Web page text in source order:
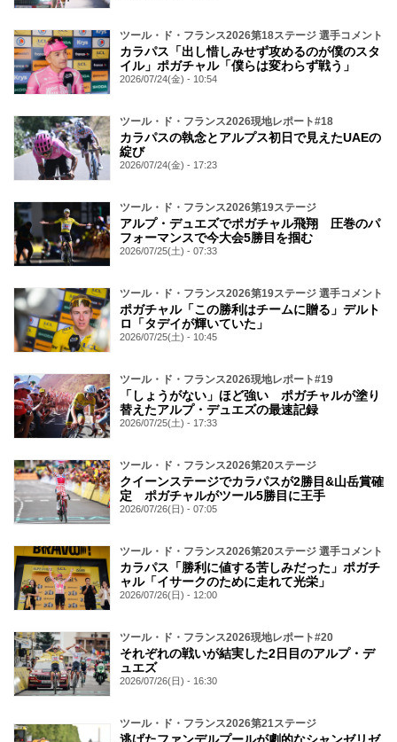
ツール・ド・フランス2026第18ステージ 選手コメント
カラパス「出し惜しみせず攻めるのが僕のスタ
イル」ポガチャル「僕らは変わらず戦う」
2026/07/24(金) - 10:54
ツール・ド・フランス2026現地レポート#18
カラパスの執念とアルプス初日で見えたUAEの
綻び
2026/07/24(金) - 17:23
ツール・ド・フランス2026第19ステージ
アルプ・デュエズでポガチャル飛翔 圧巻のパ
フォーマンスで今大会5勝目を掴む
2026/07/25(土) - 07:33
ツール・ド・フランス2026第19ステージ 選手コメント
ポガチャル「この勝利はチームに贈る」デルト
ロ「タデイが輝いていた」
2026/07/25(土) - 10:45
ツール・ド・フランス2026現地レポート#19
「しょうがない」ほど強い ポガチャルが塗り
替えたアルプ・デュエズの最速記録
2026/07/25(土) - 17:33
ツール・ド・フランス2026第20ステージ
クイーンステージでカラパスが2勝目&山岳賞確
定 ポガチャルがツール5勝目に王手
2026/07/26(日) - 07:05
ツール・ド・フランス2026第20ステージ 選手コメント
カラパス「勝利に値する苦しみだった」ポガチ
ャル「イサークのために走れて光栄」
2026/07/26(日) - 12:00
ツール・ド・フランス2026現地レポート#20
それぞれの戦いが結実した2日目のアルプ・デ
ュエズ
2026/07/26(日) - 16:30
ツール・ド・フランス2026第21ステージ